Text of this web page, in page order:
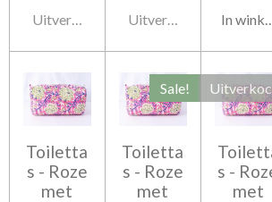
Uitverkocht Uitverkocht In
Toiletta
s - Roze
met
Sale!
Toiletta
s - Roze
met
s -
met